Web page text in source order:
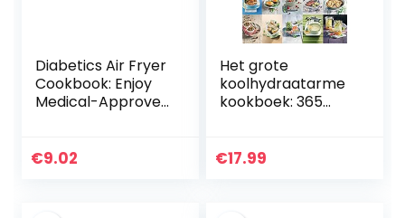
Diabetics Air Fryer
Cookbook: Enjoy
Medical-Approved
Without Regrets.
€9.02
Het grote
koolhydraatarme
kookboek: 365
€17.99